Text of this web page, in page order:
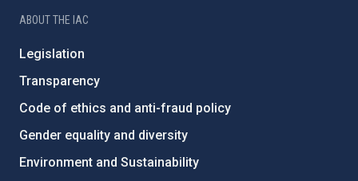
ABOUT THE IAC
Legislation
Transparency
Code of ethics and anti-fraud policy
Gender equality and diversity
Environment and Sustainability